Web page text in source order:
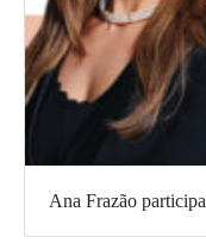
Ana Frazão